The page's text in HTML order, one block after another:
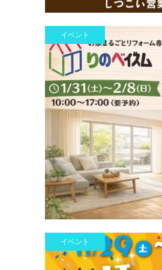
イベント
イベント